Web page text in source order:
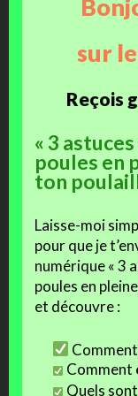
lorsqu’il s’aventure
Alors là, imagine un
protéger lorsqu’il
hardie queMalo où
face: j’ai du me
sur
Reçois
« 3
poules en
ton
Laisse-moi
pour que je
numérique « 3
poules en
et découvre :
Comment
Comment
Quels